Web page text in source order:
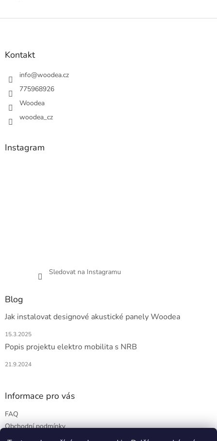
Z
Kontakt
info@woodea.cz
775968926
Woodea
woodea_cz
Instagram
Sledovat na Instagramu
Blog
Jak instalovat designové akustické panely Woodea
15.3.2025
Popis projektu elektro mobilita s NRB
21.9.2024
Informace pro vás
FAQ
Obchodní podmínky
Podmínky ochrany osobních údajů